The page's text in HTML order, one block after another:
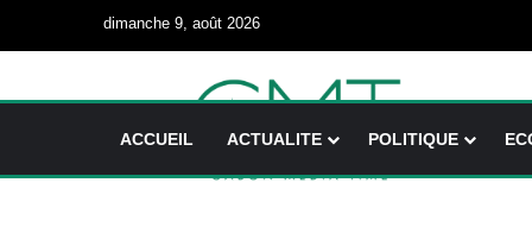
dimanche 9, août 2026
ACCUEIL ACTUALITE POLITIQUE